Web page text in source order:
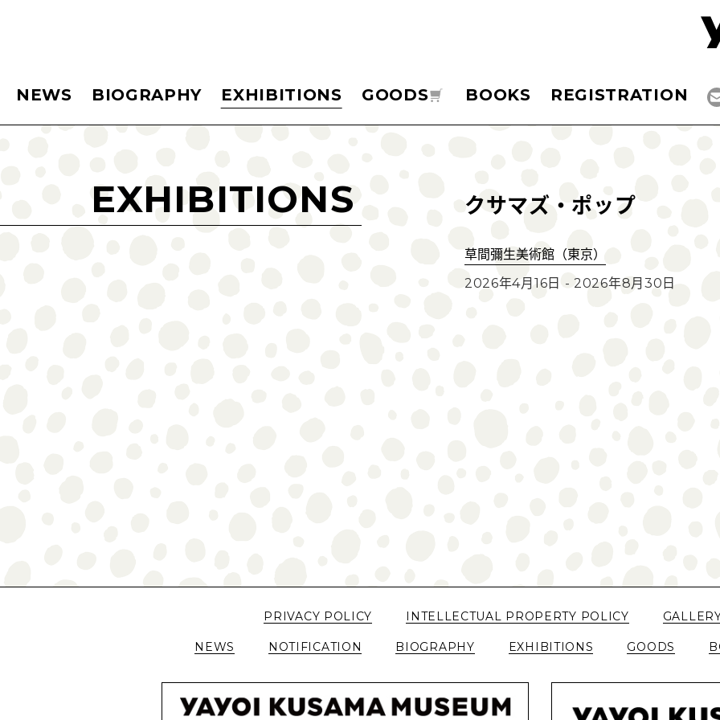
NEWS BIOGRAPHY EXHIBITIONS GOODS BOOKS REGISTRATION
EXHIBITIONS クサマズ・ポップ
草間彌生美術館（東京）
2026年4月16日 - 2026年8月30日
PRIVACY POLICY INTELLECTUAL PROPERTY POLICY
NEWS NOTIFICATION BIOGRAPHY EXHIBITIONS GOODS